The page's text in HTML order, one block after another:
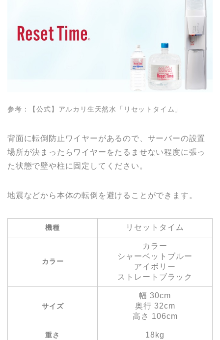
参考：【公式】アルカリ生天然水「リセットタイム」
背面に転倒防止ワイヤーがあるので、サーバーの設置
場所が決まったらワイヤーをたるませない程度に張っ
た状態で壁や柱に固定してください。
地震などから本体の転倒を避けることができます。
機種 リセットタイム
カラー
カラー
シャーベットブルー
アイボリー
ストレートブラック
サイズ
幅 30cm
奥行 32cm
高さ 106cm
重さ 18kg